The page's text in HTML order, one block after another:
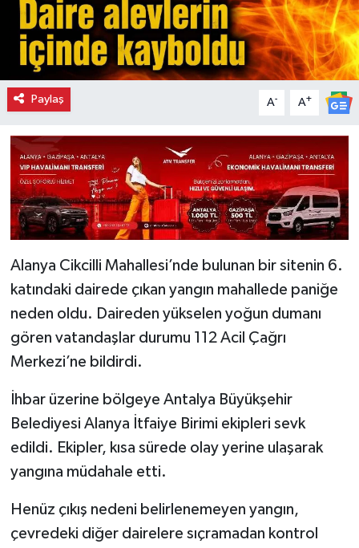
Paylaş A- A+
Alanya Cikcilli Mahallesi’nde bulunan bir sitenin 6.
katındaki dairede çıkan yangın mahallede paniğe
neden oldu. Daireden yükselen yoğun dumanı
gören vatandaşlar durumu 112 Acil Çağrı
Merkezi’ne bildirdi.
İhbar üzerine bölgeye Antalya Büyükşehir
Belediyesi Alanya İtfaiye Birimi ekipleri sevk
edildi. Ekipler, kısa sürede olay yerine ulaşarak
yangına müdahale etti.
Henüz çıkış nedeni belirlenemeyen yangın,
çevredeki diğer dairelere sıçramadan kontrol